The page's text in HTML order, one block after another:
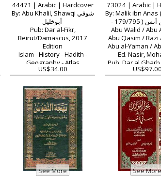
44471 | Arabic | Hardcover
By: Abu Khalil, Shawqi شوقي
Pub: Dar al-Fikr,
Beirut/Damascus, 2017
Edition
Islam - History - Hadith -
Geography - Atlas
US$34.00
73024 | Arabic |
By: Malik ibn Anas
- 179/795 ) مالك بن أنس /
Abu Walid / Abu
Abu Qasim / Razi
Abu al-Yaman /
Ed. Nasir,
Pub: Dar al Gharb
Tunis 1997
Law
US$97.00